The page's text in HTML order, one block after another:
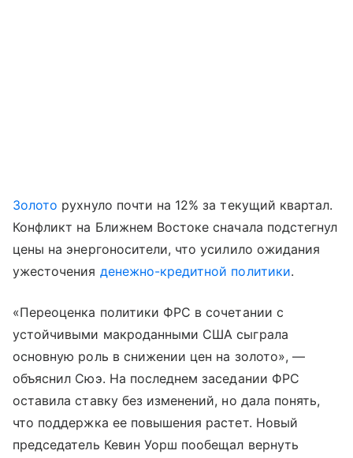
Золото рухнуло почти на 12% за текущий квартал.
Конфликт на Ближнем Востоке сначала подстегнул
цены на энергоносители, что усилило ожидания
ужесточения денежно-кредитной политики.
«Переоценка политики ФРС в сочетании с
устойчивыми макроданными США сыграла
основную роль в снижении цен на золото», —
объяснил Сюэ. На последнем заседании ФРС
оставила ставку без изменений, но дала понять,
что поддержка ее повышения растет. Новый
председатель Кевин Уорш пообещал вернуть